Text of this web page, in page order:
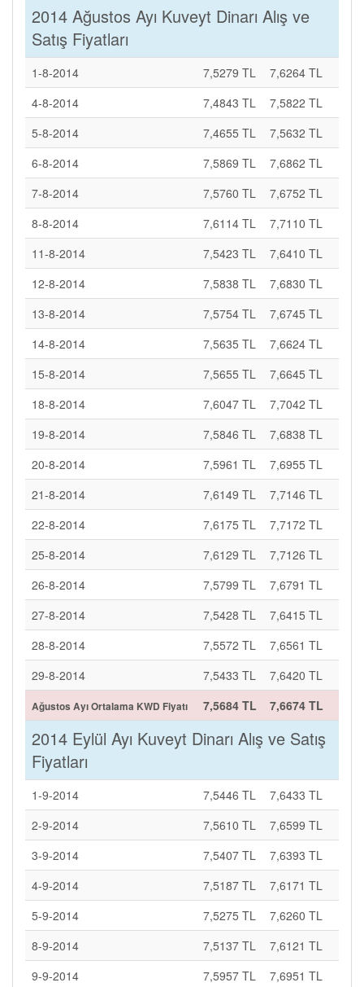
2014 Ağustos Ayı Kuveyt Dinarı Alış ve
Satış Fiyatları
1-8-2014 7,5279 TL
7,6264 TL
4-8-2014
7,4843 TL
7,5822 TL
5-8-2014
7,4655 TL
7,5632 TL
6-8-2014
7,5869 TL
7,6862 TL
7-8-2014
7,5760 TL
7,6752 TL
8-8-2014
7,6114 TL
7,7110 TL
11-8-2014
7,5423 TL
7,6410 TL
12-8-2014
7,5838 TL
7,6830 TL
13-8-2014
7,5754 TL
7,6745 TL
14-8-2014
7,5635 TL
7,6624 TL
15-8-2014
7,5655 TL
7,6645 TL
18-8-2014
7,6047 TL
7,7042 TL
19-8-2014
7,5846 TL
7,6838 TL
20-8-2014
7,5961 TL
7,6955 TL
21-8-2014
7,6149 TL
7,7146 TL
22-8-2014
7,6175 TL
7,7172 TL
25-8-2014
7,6129 TL
7,7126 TL
26-8-2014
7,5799 TL
7,6791 TL
27-8-2014
7,5428 TL
7,6415 TL
28-8-2014
7,5572 TL
7,6561 TL
29-8-2014
7,5433 TL 7,6420 TL
Ağustos Ayı Ortalama KWD Fiyatı 7,5684 TL 7,6674 TL
2014 Eylül Ayı Kuveyt Dinarı Alış ve Satış
Fiyatları
1-9-2014 7,5446 TL
7,6433 TL
2-9-2014
7,5610 TL
7,6599 TL
3-9-2014
7,5407 TL
7,6393 TL
4-9-2014
7,5187 TL
7,6171 TL
5-9-2014
7,5275 TL
7,6260 TL
8-9-2014
7,5137 TL
7,6121 TL
9-9-2014
7,5957 TL
7,6951 TL